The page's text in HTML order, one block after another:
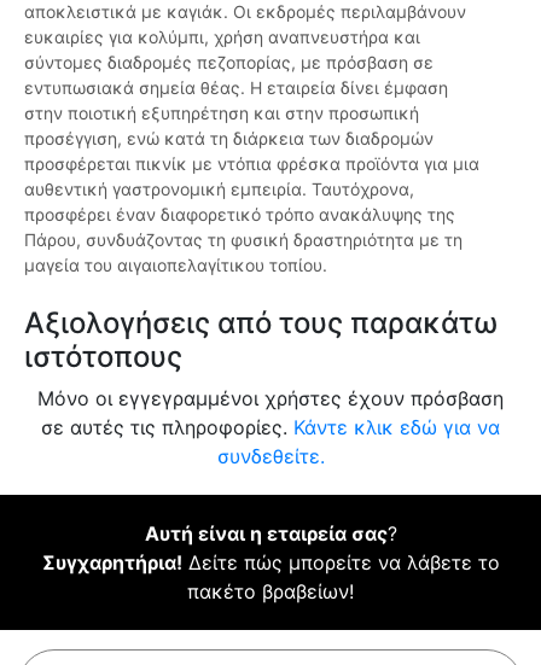
αποκλειστικά με καγιάκ. Οι εκδρομές περιλαμβάνουν
ευκαιρίες για κολύμπι, χρήση αναπνευστήρα και
σύντομες διαδρομές πεζοπορίας, με πρόσβαση σε
εντυπωσιακά σημεία θέας. Η εταιρεία δίνει έμφαση
στην ποιοτική εξυπηρέτηση και στην προσωπική
προσέγγιση, ενώ κατά τη διάρκεια των διαδρομών
προσφέρεται πικνίκ με ντόπια φρέσκα προϊόντα για μια
αυθεντική γαστρονομική εμπειρία. Ταυτόχρονα,
προσφέρει έναν διαφορετικό τρόπο ανακάλυψης της
Πάρου, συνδυάζοντας τη φυσική δραστηριότητα με τη
μαγεία του αιγαιοπελαγίτικου τοπίου.
Αξιολογήσεις από τους παρακάτω
ιστότοπους
Μόνο οι εγγεγραμμένοι χρήστες έχουν πρόσβαση
σε αυτές τις πληροφορίες. Κάντε κλικ εδώ για να
συνδεθείτε.
Αυτή είναι η εταιρεία σας?
Συγχαρητήρια! Δείτε πώς μπορείτε να λάβετε το
πακέτο βραβείων!